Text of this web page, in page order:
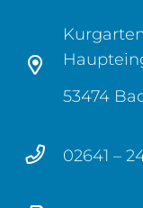
53474
02641 –